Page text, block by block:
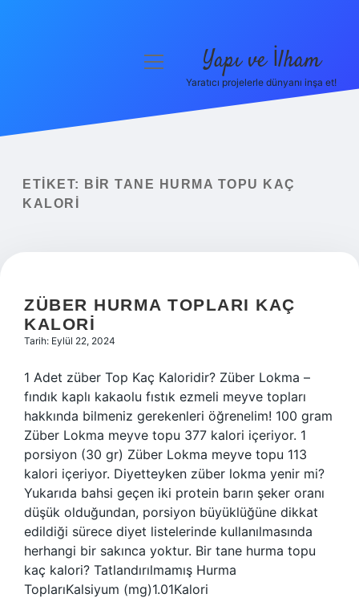
Yasal Uyarı
menüyü
Yapı ve İlham
Yaratıcı projelerle dünyanı inşa et!
ETIKET:
BIR TANE HURMA TOPU KAÇ
KALORI
ZÜBER HURMA TOPLARI KAÇ
KALORI
Tarih: Eylül 22, 2024
1 Adet züber Top Kaç Kaloridir? Züber Lokma –
fındık kaplı kakaolu fıstık ezmeli meyve topları
hakkında bilmeniz gerekenleri öğrenelim! 100 gram
Züber Lokma meyve topu 377 kalori içeriyor. 1
porsiyon (30 gr) Züber Lokma meyve topu 113
kalori içeriyor. Diyetteyken züber lokma yenir mi?
Yukarıda bahsi geçen iki protein barın şeker oranı
düşük olduğundan, porsiyon büyüklüğüne dikkat
edildiği sürece diyet listelerinde kullanılmasında
herhangi bir sakınca yoktur. Bir tane hurma topu
kaç kalori? Tatlandırılmamış Hurma
ToplarıKalsiyum (mg)1.01Kalori